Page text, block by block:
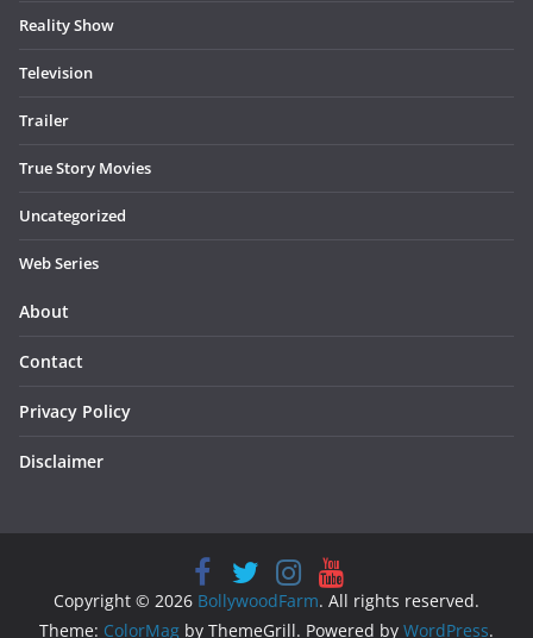
Reality Show
Television
Trailer
True Story Movies
Uncategorized
Web Series
About
Contact
Privacy Policy
Disclaimer
Copyright © 2026 BollywoodFarm. All rights reserved.
Theme: ColorMag by ThemeGrill. Powered by WordPress.